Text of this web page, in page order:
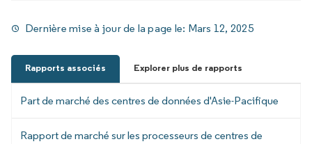
Dernière mise à jour de la page le: Mars 12, 2025
Rapports associés Explorer plus de rapports
Part de marché des centres de données d'Asie-Pacifique
Rapport de marché sur les processeurs de centres de